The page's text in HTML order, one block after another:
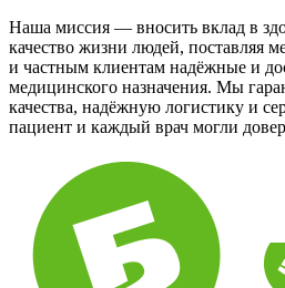
Наша миссия — вносить вклад в
качество жизни людей, поставляя
и частным клиентам надёжные и
медицинского назначения. Мы
качества, надёжную логистику и
пациент и каждый врач могли